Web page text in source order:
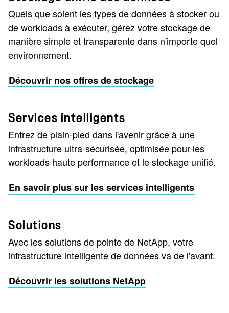
Quels que soient les types de données à stocker ou
de workloads à exécuter, gérez votre stockage de
manière simple et transparente dans n'importe quel
environnement.
Découvrir nos offres de stockage
Services intelligents
Entrez de plain-pied dans l'avenir grâce à une
infrastructure ultra-sécurisée, optimisée pour les
workloads haute performance et le stockage unifié.
En savoir plus sur les services intelligents
Solutions
Avec les solutions de pointe de NetApp, votre
infrastructure intelligente de données va de l'avant.
Découvrir les solutions NetApp